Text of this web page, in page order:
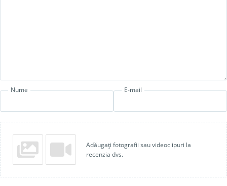
Nume E-mail
Adăugați fotografii sau videoclipuri la
recenzia dvs.